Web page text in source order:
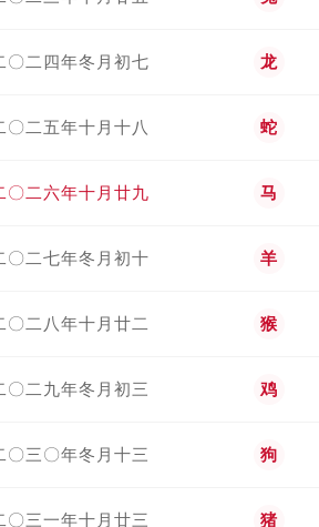
〇二四年冬月初七 龙
〇二五年十月十八 蛇
〇二六年十月廿九 马
〇二七年冬月初十 羊
〇二八年十月廿二 猴
〇二九年冬月初三 鸡
〇三〇年冬月十三 狗
〇三一年十月廿三 猪